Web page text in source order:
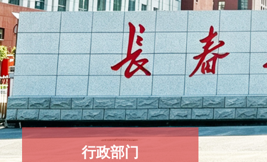
行政部门